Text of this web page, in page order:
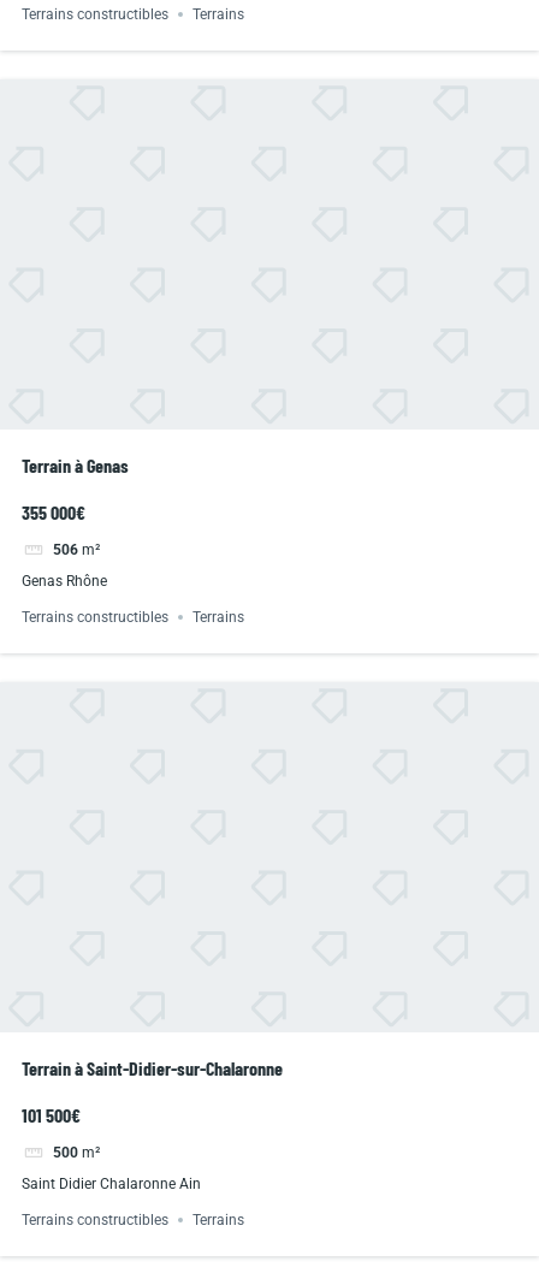
Terrains constructibles Terrains
Terrain à Genas
355 000€
506 m²
Genas Rhône
Terrains constructibles Terrains
Terrain à Saint-Didier-sur-Chalaronne
101 500€
500 m²
Saint Didier Chalaronne Ain
Terrains constructibles Terrains